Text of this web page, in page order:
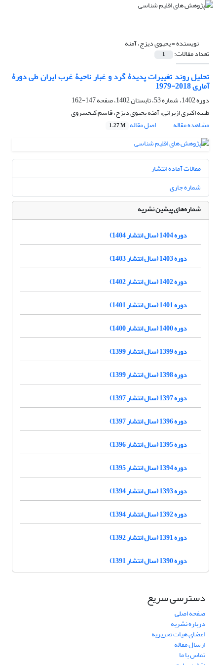
نویسنده =یحیوی دیزج، آمنه
تعداد مقالات: 1
تحلیل روند تغییرات پدیدۀ گرد و غبار ناحیۀ غرب ایران طی دورۀ
آماری 2018-1979
دوره 1402، شماره 53، تابستان 1402، صفحه
147-162
طیبه اکبری ازیرانی، آمنه یحیوی دیزج، قاسم کیخسروی
مشاهده مقاله
اصل مقاله 1.27 M
مقالات آماده انتشار
شماره جاری
شماره‌های پیشین نشریه
دوره 1404 (سال انتشار 1404)
دوره 1403 (سال انتشار 1403)
دوره 1402 (سال انتشار 1402)
دوره 1401 (سال انتشار 1401)
دوره 1400 (سال انتشار 1400)
دوره 1399 (سال انتشار 1399)
دوره 1398 (سال انتشار 1399)
دوره 1397 (سال انتشار 1397)
دوره 1396 (سال انتشار 1397)
دوره 1395 (سال انتشار 1396)
دوره 1394 (سال انتشار 1395)
دوره 1393 (سال انتشار 1394)
دوره 1392 (سال انتشار 1394)
دوره 1391 (سال انتشار 1392)
دوره 1390 (سال انتشار 1391)
دسترسی سریع
صفحه اصلی
درباره نشریه
اعضای هیات تحریریه
ارسال مقاله
تماس با ما